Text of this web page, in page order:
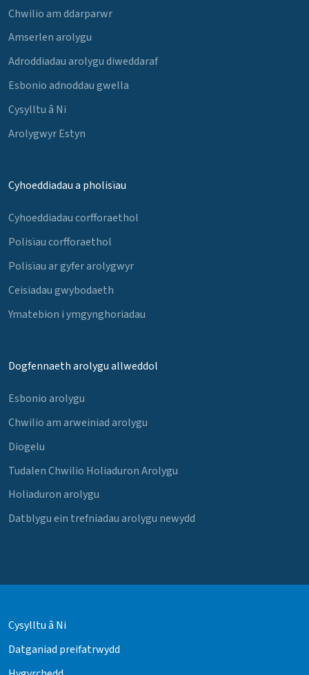
Chwilio am ddarparwr
Amserlen arolygu
Adroddiadau arolygu diweddaraf
Esbonio adnoddau gwella
Cysylltu â Ni
Arolygwyr Estyn
Cyhoeddiadau a pholisïau
Cyhoeddiadau corfforaethol
Polisïau corfforaethol
Polisïau ar gyfer arolygwyr
Ceisiadau gwybodaeth
Ymatebion i ymgynghoriadau
Dogfennaeth arolygu allweddol
Esbonio arolygu
Chwilio am arweiniad arolygu
Diogelu
Tudalen Chwilio Holiaduron Arolygu
Holiaduron arolygu
Datblygu ein trefniadau arolygu newydd
Cysylltu â Ni
Datganiad preifatrwydd